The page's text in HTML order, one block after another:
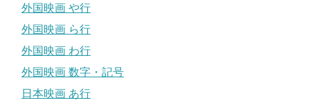
外国映画 や行
外国映画 ら行
外国映画 わ行
外国映画 数字・記号
日本映画 あ行